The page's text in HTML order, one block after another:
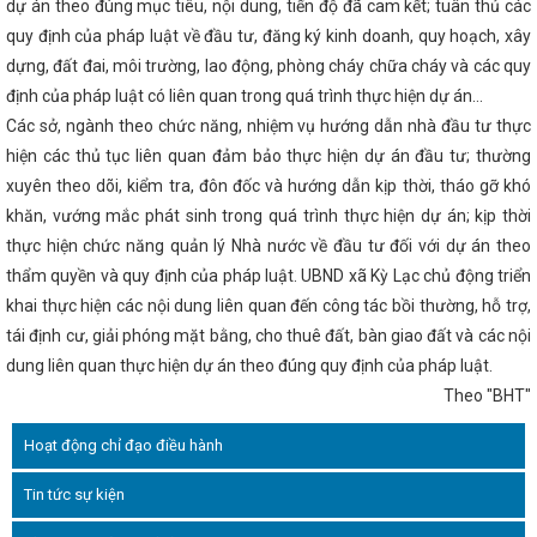
kết công nghiệp
Bộ đội Biên phòng tỉnh giành giải nhất Hội thi
Tình hình sản xuất công nghiệp tháng 7 và 7 tháng đầu năm
Ủy ban hợp tác kinh tế, thương mại Việt Nam – Trung Quốc
Hà
nối cung - cầu giữa Thành phố Hồ Chí Minh và các tỉnh, thành phố
cường hợp tác với Thành phố Huế về triển khai hoạt động Khoa
Ứng xử với tin giả trên môi trường mạng internet như thế nào?
Tĩnh đến người tiêu dùng
Thành phố Hà Tĩnh một thế kỷ vươn
tác giữa TP Hồ Chí Minh với các tỉnh Bắc Trung Bộ và phía Bắc
ước đạt 8,78%, xếp thứ nhất Bắc Trung Bộ
Tập huấn kiến thức
2021-2026 thông qua 369 nghị quyết
Hà Tĩnh có 6 dự án khởi
Đại hội XIV của Đảng
Kế hoạch triển khai thực hiện Nghị quyết
10/2024 của Chính phủ; Kế hoạch số 322-KH/TU ngày 10/01/2025
thị số 31-CT/TW ngày 19/3/2024 của Ban Bí thư Trung ương Đảng
cường sự
An toàn khi mua bán hàng hóa trong thương mại điện
tiền mặt
Kỳ họp thứ 34, HĐND tỉnh: Đại biểu chất vấn về nguy
Không để lọt vào Trung ương người giàu bất thường, nói nhiều làm ít
tâm tạo đột phá, đưa Hà Tĩnh phát triển nhanh và bền vững giai
hoàn thiện cơ sở hạ tầng tại các Cụm công nghiệp trên địa bàn tỉnh
Gòn về duy trì tuyến hàng container qua cảng Vũng Áng
và các hóa chất nguy hiểm khác trong lĩnh vực công nghiệp
thôn Hà Tĩnh thực hiện chuyển đổi số
Chúc mừng doanh
dự án theo đúng mục tiêu, nội dung, tiến độ đã cam kết; tuân thủ các
quy định của pháp luật về đầu tư, đăng ký kinh doanh, quy hoạch, xây
dựng, đất đai, môi trường, lao động, phòng cháy chữa cháy và các quy
định của pháp luật có liên quan trong quá trình thực hiện dự án…
Các sở, ngành theo chức năng, nhiệm vụ hướng dẫn nhà đầu tư thực
hiện các thủ tục liên quan đảm bảo thực hiện dự án đầu tư; thường
xuyên theo dõi, kiểm tra, đôn đốc và hướng dẫn kịp thời, tháo gỡ khó
khăn, vướng mắc phát sinh trong quá trình thực hiện dự án; kịp thời
thực hiện chức năng quản lý Nhà nước về đầu tư đối với dự án theo
thẩm quyền và quy định của pháp luật. UBND xã Kỳ Lạc chủ động triển
khai thực hiện các nội dung liên quan đến công tác bồi thường, hỗ trợ,
tái định cư, giải phóng mặt bằng, cho thuê đất, bàn giao đất và các nội
dung liên quan thực hiện dự án theo đúng quy định của pháp luật.
Theo "BHT"
Hoạt động chỉ đạo điều hành
Tin tức sự kiện